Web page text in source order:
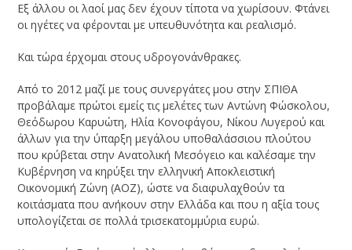
Εξ άλλου οι λαοί μας δεν έχουν τίποτα να χωρίσουν. Φτάνει
οι ηγέτες να φέρονται με υπευθυνότητα και ρεαλισμό.
Και τώρα έρχομαι στους υδρογονάνθρακες.
Από το 2012 μαζί με τους συνεργάτες μου στην ΣΠΙΘΑ
προβάλαμε πρώτοι εμείς τις μελέτες των Αντώνη Φώσκολου,
Θεόδωρου Καρυώτη, Ηλία Κονοφάγου, Νίκου Λυγερού και
άλλων για την ύπαρξη μεγάλου υποθαλάσσιου πλούτου
που κρύβεται στην Ανατολική Μεσόγειο και καλέσαμε την
Κυβέρνηση να κηρύξει την ελληνική Αποκλειστική
Οικονομική Ζώνη (ΑΟΖ), ώστε να διαφυλαχθούν τα
κοιτάσματα που ανήκουν στην Ελλάδα και που η αξία τους
υπολογίζεται σε πολλά τρισεκατομμύρια ευρώ.